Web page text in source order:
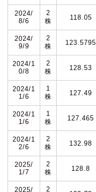
2024/
8/6
2
株
118.05
2024/
9/9
2
株
123.5795
2024/1
0/8
2
株
128.53
2024/1
1/6
1
株
127.49
2024/1
1/6
1
株
127.465
2024/1
2/6
2
株
132.98
2025/
1/7
2
株
128.8
2025/ 2